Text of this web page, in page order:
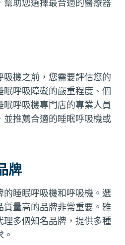
助您選擇最合適的醫療器
機之前，您需要評估您的
呼吸障礙的嚴重程度、個
呼吸機專門店的專業人員
並推薦合適的睡眠呼吸機或
牌
的睡眠呼吸機和呼吸機。選
質量高的品牌非常重要。雅
理多個知名品牌，提供多種